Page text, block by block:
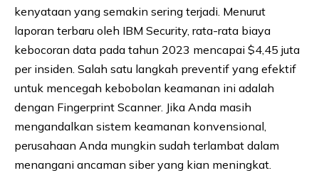
kenyataan yang semakin sering terjadi. Menurut
laporan terbaru oleh IBM Security, rata-rata biaya
kebocoran data pada tahun 2023 mencapai $4,45 juta
per insiden. Salah satu langkah preventif yang efektif
untuk mencegah kebobolan keamanan ini adalah
dengan Fingerprint Scanner. Jika Anda masih
mengandalkan sistem keamanan konvensional,
perusahaan Anda mungkin sudah terlambat dalam
menangani ancaman siber yang kian meningkat.